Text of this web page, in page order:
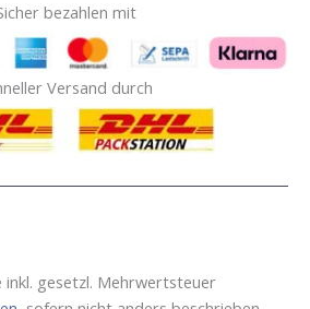
bezahlen mit
Versand durch
inkl. gesetzl. Mehrwertsteuer